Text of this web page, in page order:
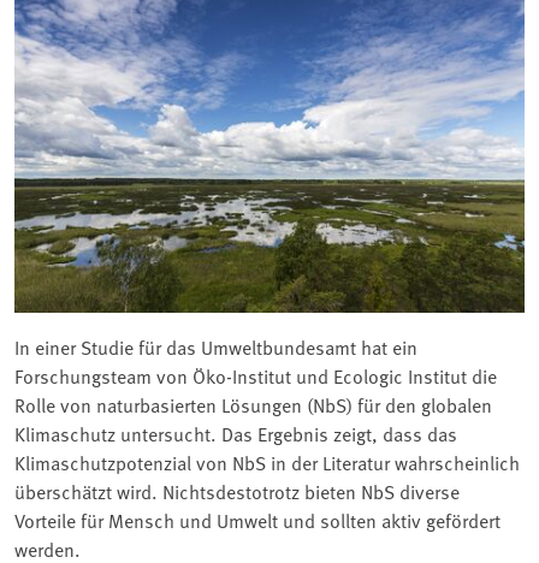
In einer Studie für das Umweltbundesamt hat ein
Forschungsteam von Öko-Institut und Ecologic Institut die
Rolle von naturbasierten Lösungen (NbS) für den globalen
Klimaschutz untersucht. Das Ergebnis zeigt, dass das
Klimaschutzpotenzial von NbS in der Literatur wahrscheinlich
überschätzt wird. Nichtsdestotrotz bieten NbS diverse
Vorteile für Mensch und Umwelt und sollten aktiv gefördert
werden.